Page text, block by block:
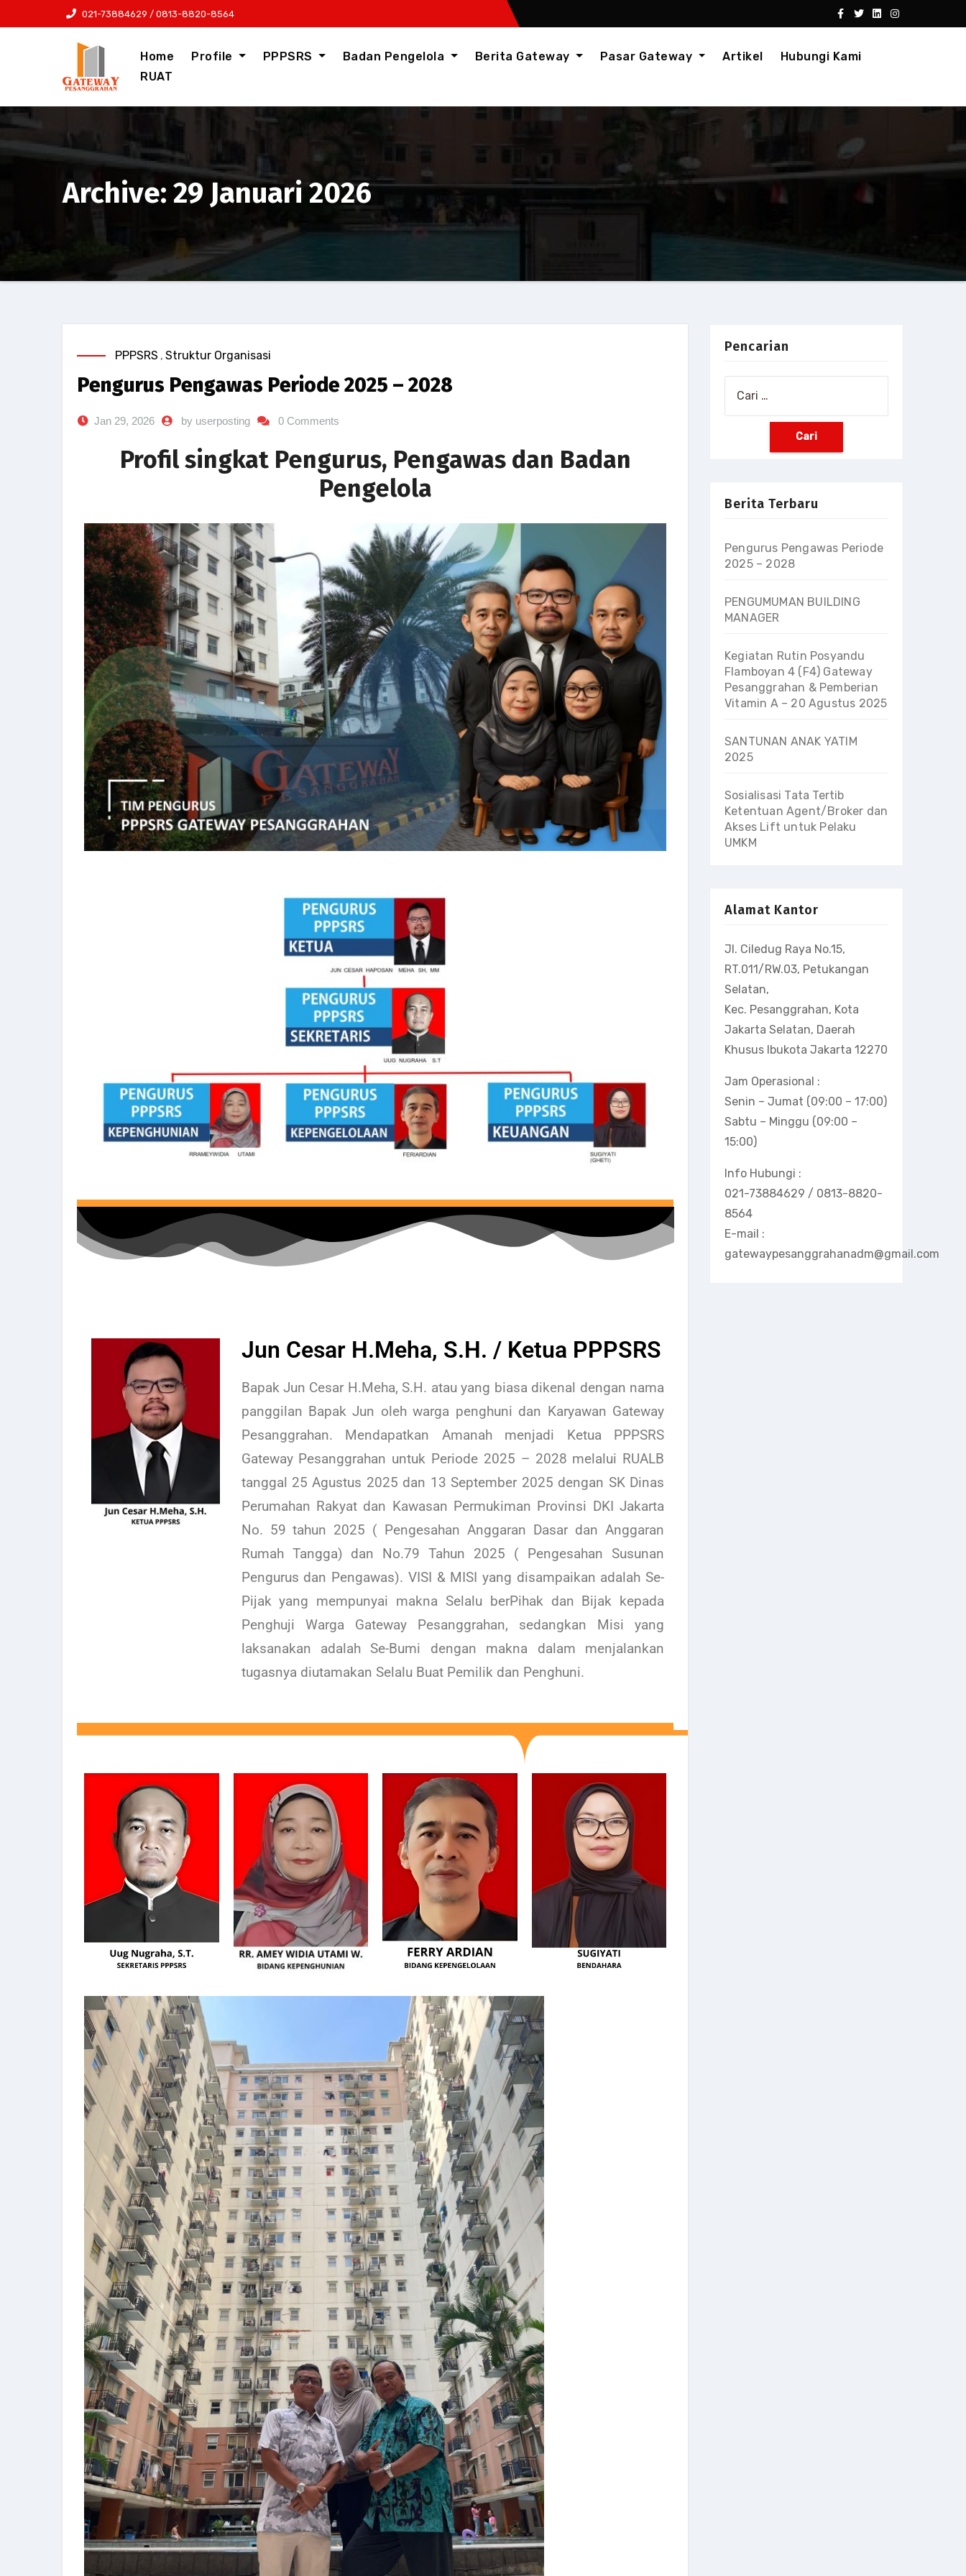
021-73884629 / 0813-8820-8564
Home Profile PPPSRS Badan Pengelola Berita Gateway Pasar Gateway Artikel
Hubungi Kami
RUAT
Archive: 29 Januari 2026
PPPSRS , Struktur Organisasi
Pengurus Pengawas Periode 2025 – 2028
Jan 29, 2026 by userposting 0 Comments
Profil singkat Pengurus, Pengawas dan Badan
Pengelola
Jun Cesar H.Meha, S.H. / Ketua PPPSRS
Bapak Jun Cesar H.Meha, S.H. atau yang biasa dikenal dengan nama
panggilan Bapak Jun oleh warga penghuni dan Karyawan Gateway
Pesanggrahan. Mendapatkan Amanah menjadi Ketua PPPSRS
Gateway Pesanggrahan untuk Periode 2025 – 2028 melalui RUALB
tanggal 25 Agustus 2025 dan 13 September 2025 dengan SK Dinas
Perumahan Rakyat dan Kawasan Permukiman Provinsi DKI Jakarta
No. 59 tahun 2025 ( Pengesahan Anggaran Dasar dan Anggaran
Rumah Tangga) dan No.79 Tahun 2025 ( Pengesahan Susunan
Pengurus dan Pengawas). VISI & MISI yang disampaikan adalahSe-
Pijak yang mempunyai makna Selalu berPihak dan Bijak kepada
Penghuji Warga Gateway Pesanggrahan, sedangkan Misi yang
laksanakan adalah Se-Bumi dengan makna dalam menjalankan
tugasnya diutamakan Selalu Buat Pemilik dan Penghuni.
Pencarian
Berita Terbaru
Pengurus Pengawas Periode
2025 – 2028
PENGUMUMAN BUILDING
MANAGER
Kegiatan Rutin Posyandu
Flamboyan 4 (F4) Gateway
Pesanggrahan & Pemberian
Vitamin A – 20 Agustus 2025
SANTUNAN ANAK YATIM
2025
Sosialisasi Tata Tertib
Ketentuan Agent/Broker dan
Akses Lift untuk Pelaku
UMKM
Alamat Kantor
Jl. Ciledug Raya No.15,
RT.011/RW.03, Petukangan
Selatan,
Kec. Pesanggrahan, Kota
Jakarta Selatan, Daerah
Khusus Ibukota Jakarta 12270
Jam Operasional :
Senin – Jumat (09:00 – 17:00)
Sabtu – Minggu (09:00 –
15:00)
Info Hubungi :
021-73884629 / 0813-8820-
8564
E-mail :
gatewaypesanggrahanadm@gmail.com